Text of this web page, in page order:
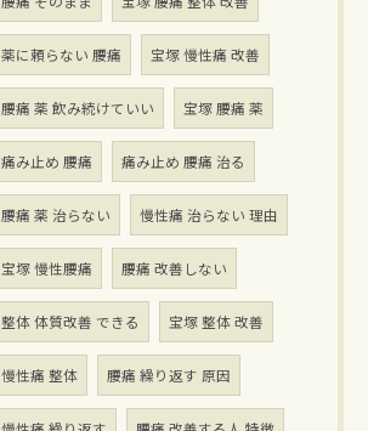
薬に頼らない 腰痛 宝塚 慢性痛 改善
腰痛 薬 飲み続けていい 宝塚 腰痛 薬
痛み止め 腰痛 痛み止め 腰痛 治る
腰痛 薬 治らない 慢性痛 治らない 理由
宝塚 慢性腰痛 腰痛 改善しない
整体 体質改善 できる 宝塚 整体 改善
慢性痛 整体 腰痛 繰り返す 原因